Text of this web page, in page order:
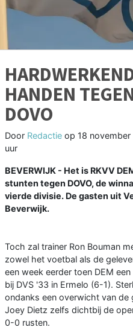
HANDEN
DOVO
Door Redactie op 18
uur
BEVERWIJK - Het is RKVV
stunten tegen DOVO, de
vierde divisie. De gasten uit
Beverwijk.
Toch zal trainer Ron Bouman
zowel het voetbal als de
een week eerder toen DEM
bij DVS '33 in Ermelo (6-1).
ondanks een overwicht van de
Joey Dietz zelfs dichtbij de
0-0 rusten.